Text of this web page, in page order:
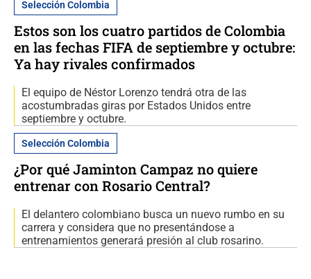
Selección Colombia
Estos son los cuatro partidos de Colombia
en las fechas FIFA de septiembre y octubre:
Ya hay rivales confirmados
El equipo de Néstor Lorenzo tendrá otra de las
acostumbradas giras por Estados Unidos entre
septiembre y octubre.
Selección Colombia
¿Por qué Jaminton Campaz no quiere
entrenar con Rosario Central?
El delantero colombiano busca un nuevo rumbo en su
carrera y considera que no presentándose a
entrenamientos generará presión al club rosarino.